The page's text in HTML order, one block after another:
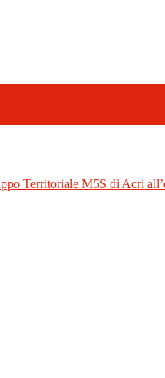
Territoriale M5S di Acri